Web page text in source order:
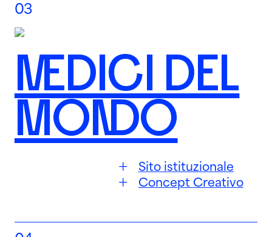
03
MEDICI DEL
MONDO
Sito istituzionale
Concept Creativo